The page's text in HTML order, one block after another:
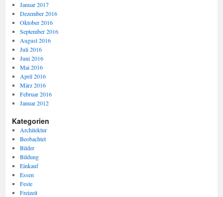
Januar 2017
Dezember 2016
Oktober 2016
September 2016
August 2016
Juli 2016
Juni 2016
Mai 2016
April 2016
März 2016
Februar 2016
Januar 2012
Kategorien
Architektur
Beobachtet
Bilder
Bildung
Einkauf
Essen
Feste
Freizeit